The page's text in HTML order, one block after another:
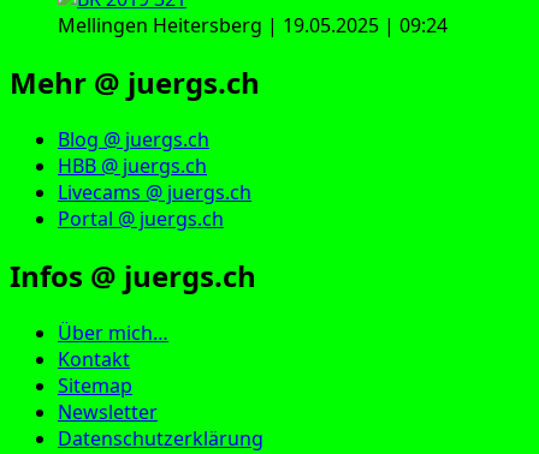
Mellingen Heitersberg | 19.05.2025 | 09:24
Mehr @ juergs.ch
Blog @ juergs.ch
HBB @ juergs.ch
Livecams @ juergs.ch
Portal @ juergs.ch
Infos @ juergs.ch
Über mich…
Kontakt
Sitemap
Newsletter
Datenschutzerklärung